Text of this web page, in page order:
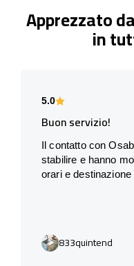
Apprezzato
in
5.0
Buon servizio!
Il contatto con
stabilire e hanno
orari e destinazione
833quintend